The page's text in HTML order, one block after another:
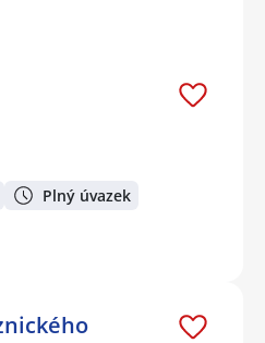
Plný úvazek